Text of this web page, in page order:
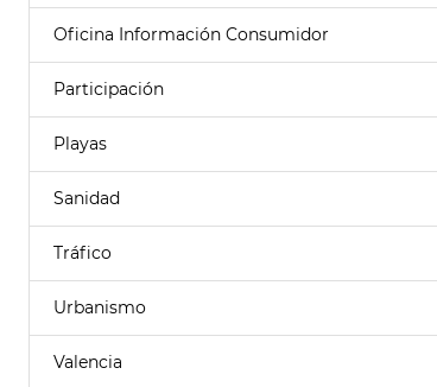
Oficina Información Consumidor
Participación
Playas
Sanidad
Tráfico
Urbanismo
Valencia